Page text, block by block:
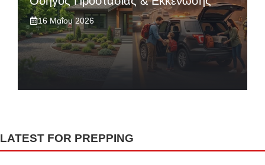
16 Μαΐου 2026
LATEST FOR PREPPING